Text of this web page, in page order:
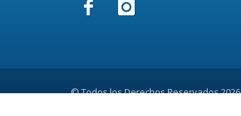
© Todos los Derechos Reservados 2026